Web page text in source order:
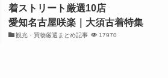
着ストリート厳選10店
愛知名古屋咲楽｜大須古着特集
観光・買物厳選まとめ記事 17970